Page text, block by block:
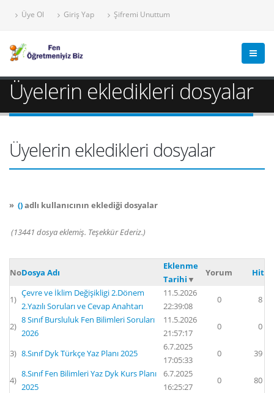
Üye Ol Giriş Yap Şifremi Unuttum
Üyelerin ekledikleri dosyalar
Üyelerin ekledikleri dosyalar
» ()adlı kullanıcının eklediği dosyalar
(13441 dosya eklemiş. Teşekkür Ederiz.)
NoDosya Adı
Eklenme
Tarihi ▼
Yorum Hit
1)
Çevre ve İklim Değişikligi 2.Dönem
2.Yazılı Soruları ve Cevap Anahtarı
11.5.2026
22:39:08
0 8
2)
8 Sınıf Bursluluk Fen Bilimleri Soruları
2026
11.5.2026
21:57:17
0 0
3) 8.Sınıf Dyk Türkçe Yaz Planı 2025
6.7.2025
17:05:33
0 39
4)
8.Sınıf Fen Bilimleri Yaz Dyk Kurs Planı
2025
6.7.2025
16:25:27
0 80